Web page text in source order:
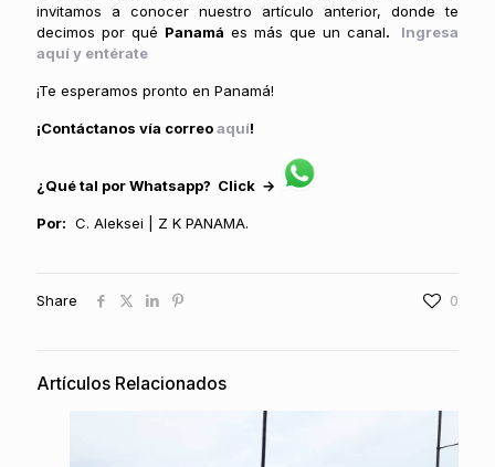
invitamos a conocer nuestro artículo anterior, donde te
decimos por qué Panamá es más que un canal. Ingresa
aquí y entérate
¡Te esperamos pronto en Panamá!
¡Contáctanos vía correoaquí!
¿Qué tal por Whatsapp? Click →
Por: C. Aleksei | Z K PANAMA.
Share 0
Artículos Relacionados